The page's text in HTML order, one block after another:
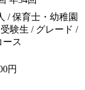
/ 保育士・幼稚園
験生 / グレード /
ース
円